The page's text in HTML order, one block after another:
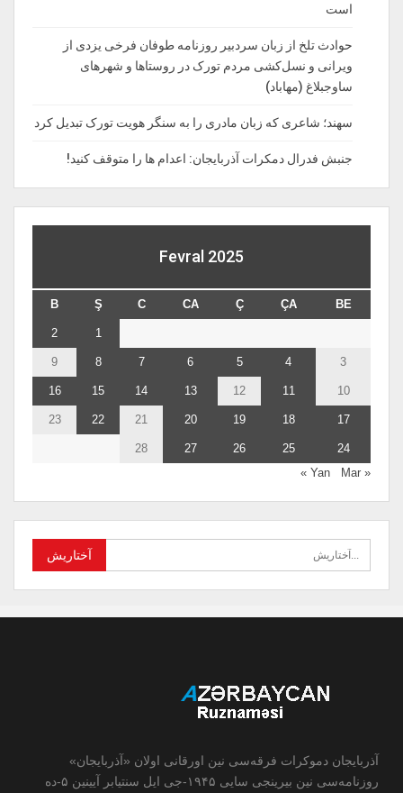
است
حوادث تلخ از زبان سردبیر روزنامه‌ طوفان فرخی یزدی از
ویرانی و نسل‌کشی مردم تورک در روستاها و شهرهای
ساوجبلاغ (مهاباد)
سهند؛ شاعری که زبان مادری را به سنگر هویت تورک تبدیل کرد
جنبش فدرال دمکرات آذربایجان: اعدام ها را‌ متوقف‌ کنید!
Fevral 2025
BE
ÇA
Ç
CA
C
Ş
B
10
11
12
13
14
15
16
17
18
19
20
21
22
23
24
25
26
27
28
« Yan
Mar »
آذربایجان دموکرات فرقه‌سی نین اورقانی اولان «آذربایجان»
روزنامه‌سی نین بیرینجی سایی ۱۹۴۵-جی ایل سنتیابر آیینین ۵-ده